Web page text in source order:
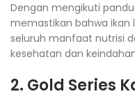
Dengan mengikuti
memastikan bahwa ikan
seluruh manfaat nutrisi
kesehatan dan
2. Gold Series